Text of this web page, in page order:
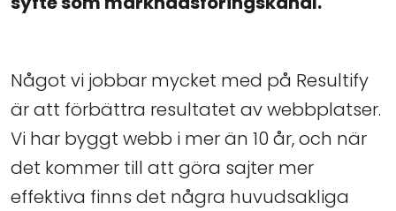
Något vi jobbar mycket med på Resultify
är att förbättra resultatet av webbplatser.
Vi har byggt webb i mer än 10 år, och när
det kommer till att göra sajter mer
effektiva finns det några huvudsakliga